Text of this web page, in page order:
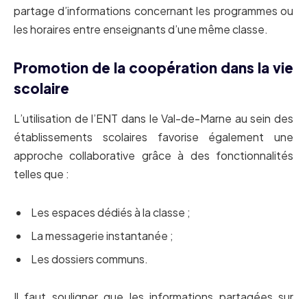
partage d’informations concernant les programmes ou
les horaires entre enseignants d’une même classe.
Promotion de la coopération dans la vie
scolaire
L’utilisation de l’ENT dans le Val-de-Marne au sein des
établissements scolaires favorise également une
approche collaborative grâce à des fonctionnalités
telles que :
Les espaces dédiés à la classe ;
La messagerie instantanée ;
Les dossiers communs.